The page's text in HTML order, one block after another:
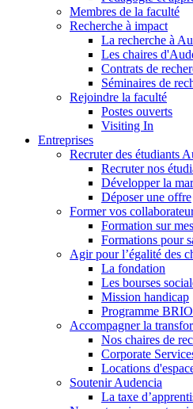
Membres de la faculté
Recherche à impact
La recherche à
Les chaires
Contrats de
Séminaires de
Rejoindre la faculté
Postes ouverts
Visiting In
Entreprises
Recruter des étudiants
Recruter nos
Développer la
Déposer une offre
Former vos
Formation sur
Formations pour
Agir pour l’égalité des
La fondation
Les bourses
Mission handicap
Programme BRIO
Accompagner la
Nos chaires de
Corporate
Locations
Soutenir Audencia
La taxe